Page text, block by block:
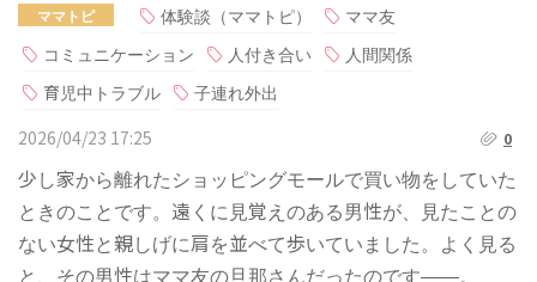
ママトピ 体験談（ママトピ）
ママ友
コミュニケーション
人付き合い
人間関係
育児中トラブル
子連れ外出
2026/04/23 17:25
0
少し家から離れたショッピングモールで買い物をしていた
ときのことです。遠くに見覚えのある男性が、見たことの
ない女性と親しげに肩を並べて歩いていました。よく見る
と、その男性はママ友の旦那さんだったのです――。